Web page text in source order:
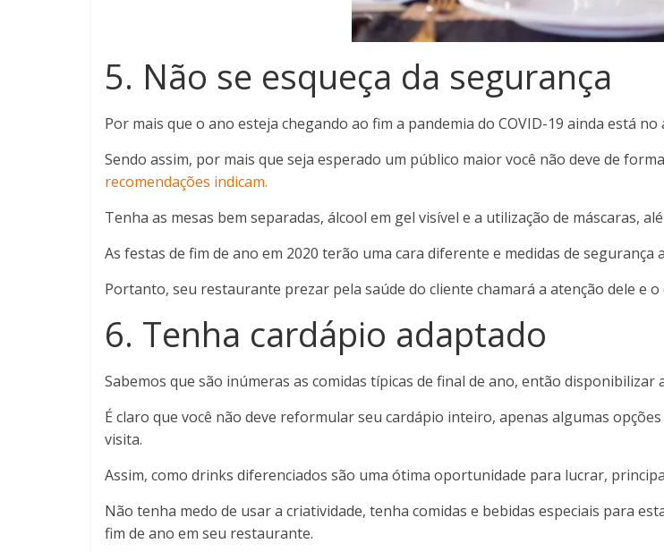
5. Não se esqueça da segurança
Por mais que o ano esteja chegando ao fim a pandemia do COVID-19 ainda está
Sendo assim, por mais que seja esperado um público maior você não deve de
recomendações indicam.
Tenha as mesas bem separadas, álcool em gel visível e a utilização de máscaras,
As festas de fim de ano em 2020 terão uma cara diferente e medidas de
Portanto, seu restaurante prezar pela saúde do cliente chamará a atenção dele e
6. Tenha cardápio adaptado
Sabemos que são inúmeras as comidas típicas de final de ano, então disponibilizar
É claro que você não deve reformular seu cardápio inteiro, apenas algumas
visita.
Assim, como drinks diferenciados são uma ótima oportunidade para lucrar,
Não tenha medo de usar a criatividade, tenha comidas e bebidas especiais para
fim de ano em seu restaurante.